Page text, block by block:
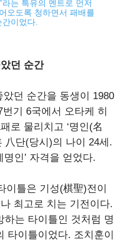
는 특유의 멘트로 먼저
오도록 청하면서 패배를
이었다.
던 순간
던 순간을 동생이 1980
기 6국에서 오타케 히
로 물리치고 ‘명인(名
八단(당시)의 나이 24세.
인’ 자격을 얻었다.
이틀은 기성(棋聖)전이
최고로 치는 기전이다.
는 타이틀인 것처럼 명
타이틀이었다. 조치훈이